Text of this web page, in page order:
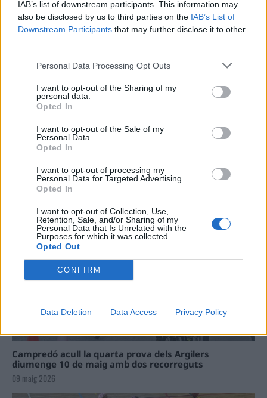
IAB’s list of downstream participants. This information may
also be disclosed by us to third parties on the IAB’s List of
Downstream Participants that may further disclose it to other
Personal Data Processing Opt Outs
I want to opt-out of the Sharing of my
personal data.
Opted In
I want to opt-out of the Sale of my
Personal Data.
Opted In
I want to opt-out of processing my
Personal Data for Targeted Advertising.
Opted In
I want to opt-out of Collection, Use,
Retention, Sale, and/or Sharing of my
Personal Data that Is Unrelated with the
Purposes for which it was collected.
Opted Out
CONFIRM
Data Deletion Data Access Privacy Policy
La Cursa de l’Aldea segona d’etiqueta d’or de la
Running Sèries Terres de l’Ebre
Campredó acull la quarta prova dels Argilers
diumenge 10 de maig amb dos recorreguts
09 maig 2026